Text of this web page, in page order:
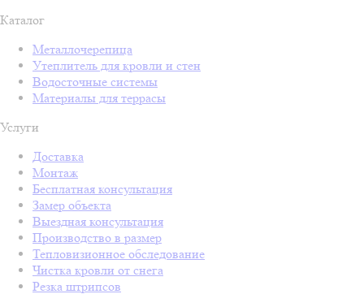
Каталог
Металлочерепица
Утеплитель для кровли и стен
Водосточные системы
Материалы для террасы
Услуги
Доставка
Монтаж
Бесплатная консультация
Замер объекта
Выездная консультация
Производство в размер
Тепловизионное обследование
Чистка кровли от снега
Резка штрипсов